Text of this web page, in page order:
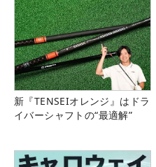
新『TENSEIオレンジ』はドラ
イバーシャフトの“最適解”